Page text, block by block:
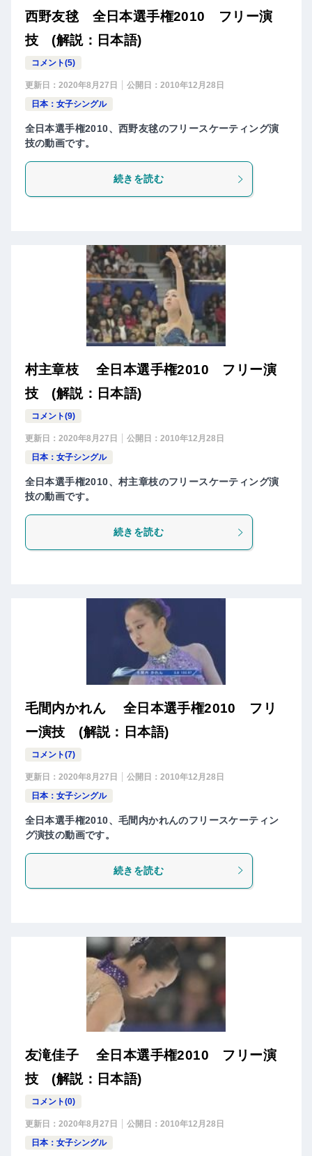
西野友毬 全日本選手権2010 フリー演
技 (解説：日本語)
コメント(5)
更新日： 2020年8月27日 公開日： 2010年12月28日
日本：女子シングル
全日本選手権2010、西野友毬のフリースケーティング演
技の動画です。
続きを読む
村主章枝 全日本選手権2010 フリー演
技 (解説：日本語)
コメント(9)
更新日： 2020年8月27日 公開日： 2010年12月28日
日本：女子シングル
全日本選手権2010、村主章枝のフリースケーティング演
技の動画です。
続きを読む
毛間内かれん 全日本選手権2010 フリ
ー演技 (解説：日本語)
コメント(7)
更新日： 2020年8月27日 公開日： 2010年12月28日
日本：女子シングル
全日本選手権2010、毛間内かれんのフリースケーティン
グ演技の動画です。
続きを読む
友滝佳子 全日本選手権2010 フリー演
技 (解説：日本語)
コメント(0)
更新日： 2020年8月27日 公開日： 2010年12月28日
日本：女子シングル